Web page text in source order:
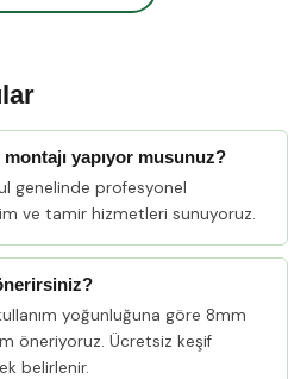
yapıyor musunuz?
genelinde profesyonel
ve tamir hizmetleri sunuyoruz.
yoğunluğuna göre 8mm
öneriyoruz. Ücretsiz keşif
belirlenir.